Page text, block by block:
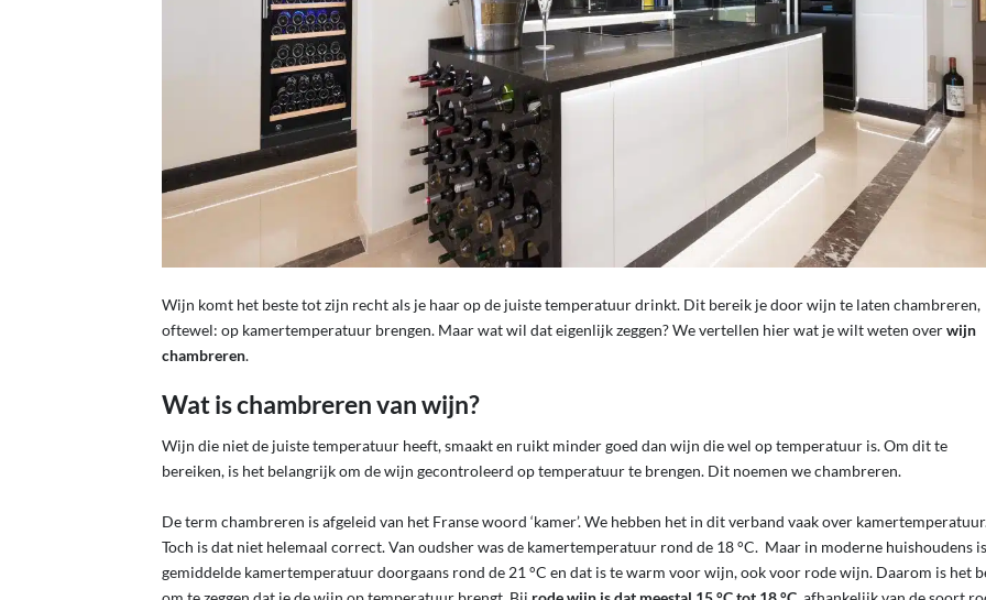
Wijn komt het beste tot zijn recht als je haar op de juiste temperatuur drinkt. Dit bereik je door wijn te laten chambreren,
oftewel: op kamertemperatuur brengen. Maar wat wil dat eigenlijk zeggen? We vertellen hier wat je wilt weten overwijn
chambreren.
Wat is chambreren van wijn?
Wijn die niet de juiste temperatuur heeft, smaakt en ruikt minder goed dan wijn die wel op temperatuur is. Om dit te
bereiken, is het belangrijk om de wijn gecontroleerd op temperatuur te brengen. Dit noemen we chambreren.
De term chambreren is afgeleid van het Franse woord ‘kamer’. We hebben het in dit verband vaak over
Toch is dat niet helemaal correct. Van oudsher was de kamertemperatuur rond de 18 °C. Maar in moderne huishoudens
gemiddelde kamertemperatuur doorgaans rond de 21 °C en dat is te warm voor wijn, ook voor rode wijn. Daarom is het